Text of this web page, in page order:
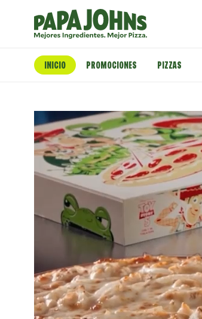
INICIO PROMOCIONES PIZZAS